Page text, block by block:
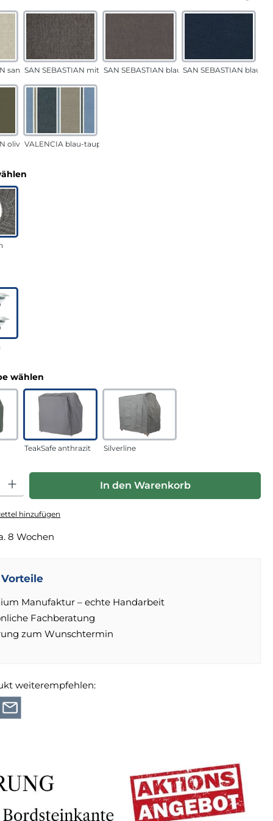
sandSAN SEBASTIAN mittelgrauSAN SEBASTIAN blau-sandSAN SEBASTIAN blau
oliv VALENCIA blau-taupe
wählen
TeakSafe anthrazit Silverline
Gib den gewünschten Wert ein oder benutze die
In den Warenkorb
hinzufügen
8 Wochen
Manufaktur – echte Handarbeit
Fachberatung
zum Wunschtermin
weiterempfehlen: